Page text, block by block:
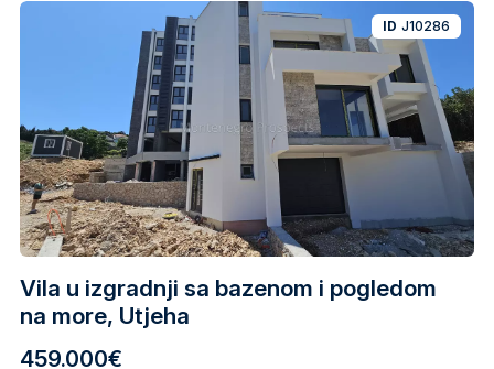
Vila u izgradnji sa bazenom i pogledom
na more, Utjeha
ID J10286
459.000€